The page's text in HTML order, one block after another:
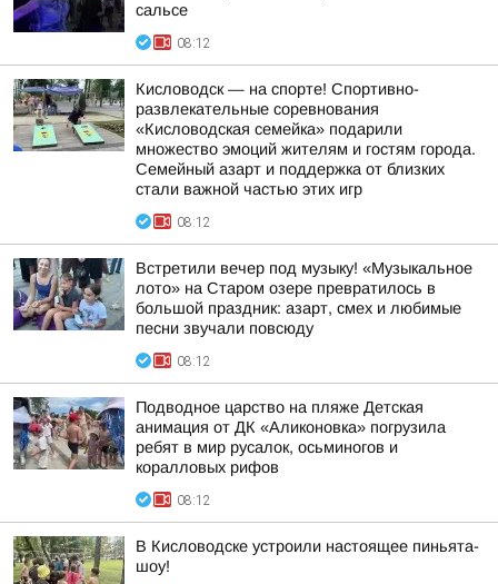
сальсе
08:12
Кисловодск — на спорте! Спортивно-
развлекательные соревнования
«Кисловодская семейка» подарили
множество эмоций жителям и гостям города.
Семейный азарт и поддержка от близких
стали важной частью этих игр
08:12
Встретили вечер под музыку! «Музыкальное
лото» на Старом озере превратилось в
большой праздник: азарт, смех и любимые
песни звучали повсюду
08:12
Подводное царство на пляже Детская
анимация от ДК «Аликоновка» погрузила
ребят в мир русалок, осьминогов и
коралловых рифов
08:12
В Кисловодске устроили настоящее пиньята-
шоу!